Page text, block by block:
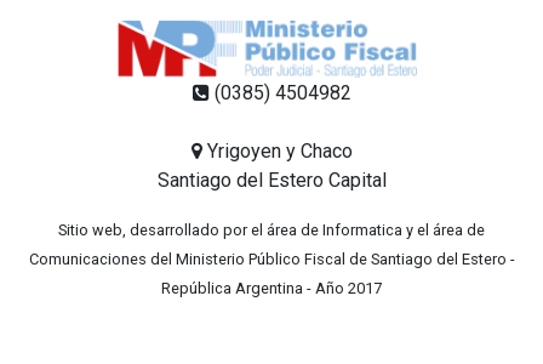
(0385) 4504982
Yrigoyen y Chaco
Santiago del Estero Capital
Sitio web, desarrollado por el área de Informatica y el área de
Comunicaciones del Ministerio Público Fiscal de Santiago del Estero -
República Argentina - Año 2017